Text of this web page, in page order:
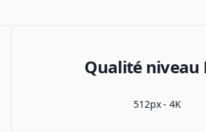
Qualité niveau
512px - 4K